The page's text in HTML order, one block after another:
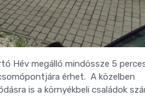
Hév megálló mindössze 5
érhet. A közelben
is a környékbeli családok